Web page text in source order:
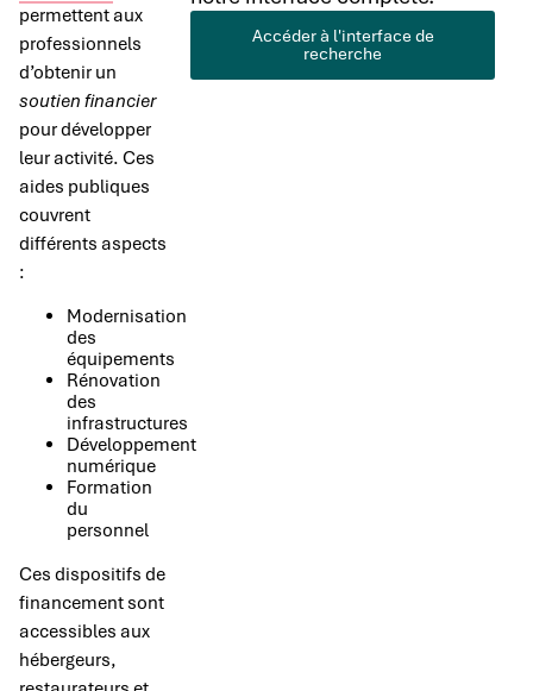
permettent aux
professionnels
d’obtenir un
soutien financier
pour développer
leur activité. Ces
aides publiques
couvrent
différents aspects
:
Modernisation
des
équipements
Rénovation
des
infrastructures
Développement
numérique
Formation
du
personnel
Ces dispositifs de
financement sont
accessibles aux
hébergeurs,
Accéder à l'interface de
recherche